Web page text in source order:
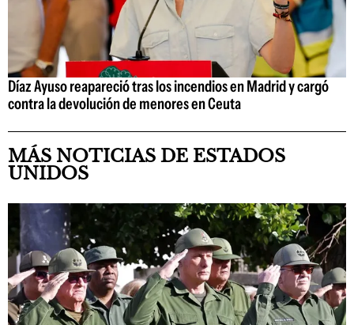
Díaz Ayuso reapareció tras los incendios en Madrid y cargó
contra la devolución de menores en Ceuta
MÁS NOTICIAS DE ESTADOS
UNIDOS